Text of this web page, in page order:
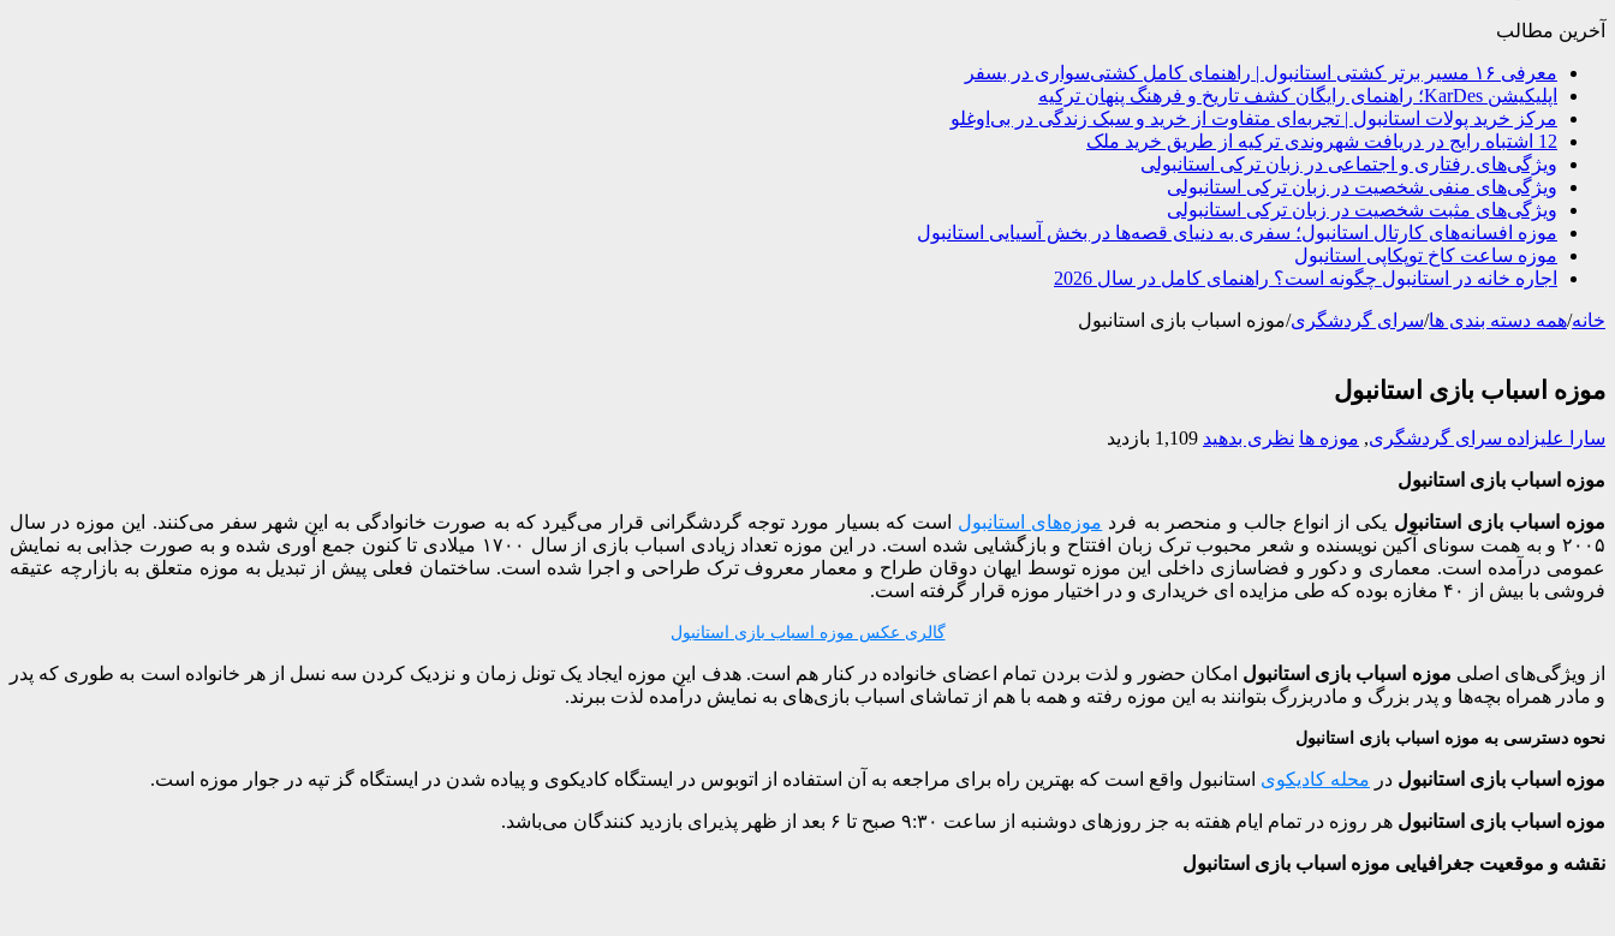
آخرین مطالب
معرفی ۱۶ مسیر برتر کشتی استانبول | راهنمای کامل کشتی‌سواری در بسفر
اپلیکیشن KarDes؛ راهنمای رایگان کشف تاریخ و فرهنگ پنهان ترکیه
مرکز خرید پولات استانبول | تجربه‌ای متفاوت از خرید و سبک زندگی در بی‌اوغلو
12 اشتباه رایج در دریافت شهروندی ترکیه از طریق خرید ملک
ویژگی‌های رفتاری و اجتماعی در زبان ترکی استانبولی
ویژگی‌های منفی شخصیت در زبان ترکی استانبولی
ویژگی‌های مثبت شخصیت در زبان ترکی استانبولی
موزه افسانه‌های کارتال استانبول؛ سفری به دنیای قصه‌ها در بخش آسیایی استانبول
موزه ساعت کاخ توپکاپی استانبول
اجاره خانه در استانبول چگونه است؟ راهنمای کامل در سال 2026
خانه/همه دسته بندی ها/سرای گردشگری/موزه اسباب بازی استانبول
موزه اسباب بازی استانبول
سارا علیزاده سرای گردشگری, موزه ها نظری بدهید 1,109 بازدید
موزه اسباب بازی استانبول
موزه اسباب بازی استانبول یکی از انواع جالب و منحصر به فرد موزه‌های استانبول است که بسیار مورد توجه گردشگرانی قرار می‌گیرد که به صورت خانوادگی به این شهر سفر می‌کنند. این موزه در سال
۲۰۰۵ و به همت سونای آکین نویسنده و شعر محبوب ترک زبان افتتاح و بازگشایی شده است. در این موزه تعداد زیادی اسباب بازی از سال ۱۷۰۰ میلادی تا کنون جمع آوری شده و به صورت جذابی به نمایش
عمومی درآمده است. معماری و دکور و فضاسازی داخلی این موزه توسط ایهان دوقان طراح و معمار معروف ترک طراحی و اجرا شده است. ساختمان فعلی پیش از تبدیل به موزه متعلق به بازارچه عتیقه
فروشی با بیش از ۴۰ مغازه بوده که طی مزایده ای خریداری و در اختیار موزه قرار گرفته است.
گالری عکس موزه اسباب بازی استانبول
از ویژگی‌های اصلی موزه اسباب بازی استانبول امکان حضور و لذت بردن تمام اعضای خانواده در کنار هم است. هدف این موزه ایجاد یک تونل زمان و نزدیک کردن سه نسل از هر خانواده است به طوری که پدر
و مادر همراه بچه‌ها و پدر بزرگ و مادربزرگ بتوانند به این موزه رفته و همه با هم از تماشای اسباب بازی‌های به نمایش درآمده لذت ببرند.
نحوه دسترسی به موزه اسباب بازی استانبول
موزه اسباب بازی استانبول در محله کادیکوی استانبول واقع است که بهترین راه برای مراجعه به آن استفاده از اتوبوس در ایستگاه کادیکوی و پیاده شدن در ایستگاه گز تپه در جوار موزه است.
موزه اسباب بازی استانبول هر روزه در تمام ایام هفته به جز روزهای دوشنبه از ساعت ۹:۳۰ صبح تا ۶ بعد از ظهر پذیرای بازدید کنندگان می‌باشد.
نقشه و موقعیت جغرافیایی موزه اسباب بازی استانبول